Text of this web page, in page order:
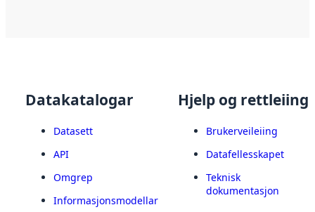
Datakatalogar
Datasett
API
Omgrep
Informasjonsmodellar
Hjelp og rettleiing
Brukerveileiing
Datafellesskapet
Teknisk
dokumentasjon